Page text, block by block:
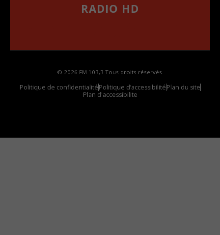
RADIO HD
© 2026 FM 103,3 Tous droits réservés.
Politique de confidentialitéPolitique d’accessibilitéPlan du site
Plan d'accessibilite